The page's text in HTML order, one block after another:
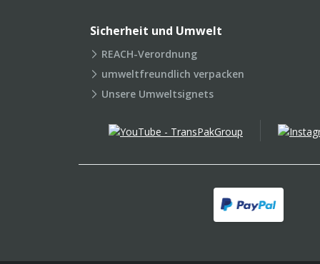
Sicherheit und Umwelt
REACH-Verordnung
umweltfreundlich verpacken
Unsere Umweltsignets